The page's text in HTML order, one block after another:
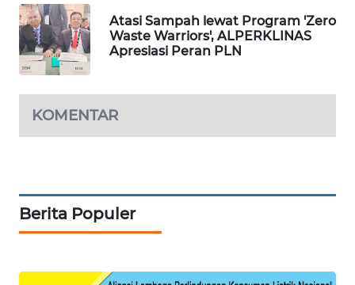
Atasi Sampah lewat Program 'Zero
Waste Warriors', ALPERKLINAS
Apresiasi Peran PLN
KOMENTAR
Berita Populer
METRO
SIANTAR
NEWS
MEDAN
NEWS
JAKARTA
NEWS
NEWS